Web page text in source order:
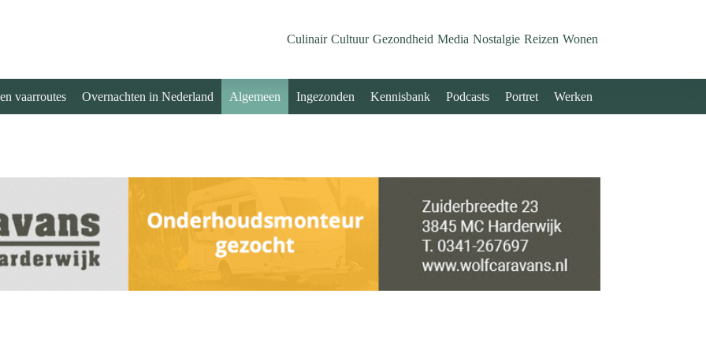
Culinair Cultuur Gezondheid Media Nostalgie Reizen Wonen
vaarroutes Overnachten in Nederland Algemeen Ingezonden Kennisbank Podcasts Portret Werken